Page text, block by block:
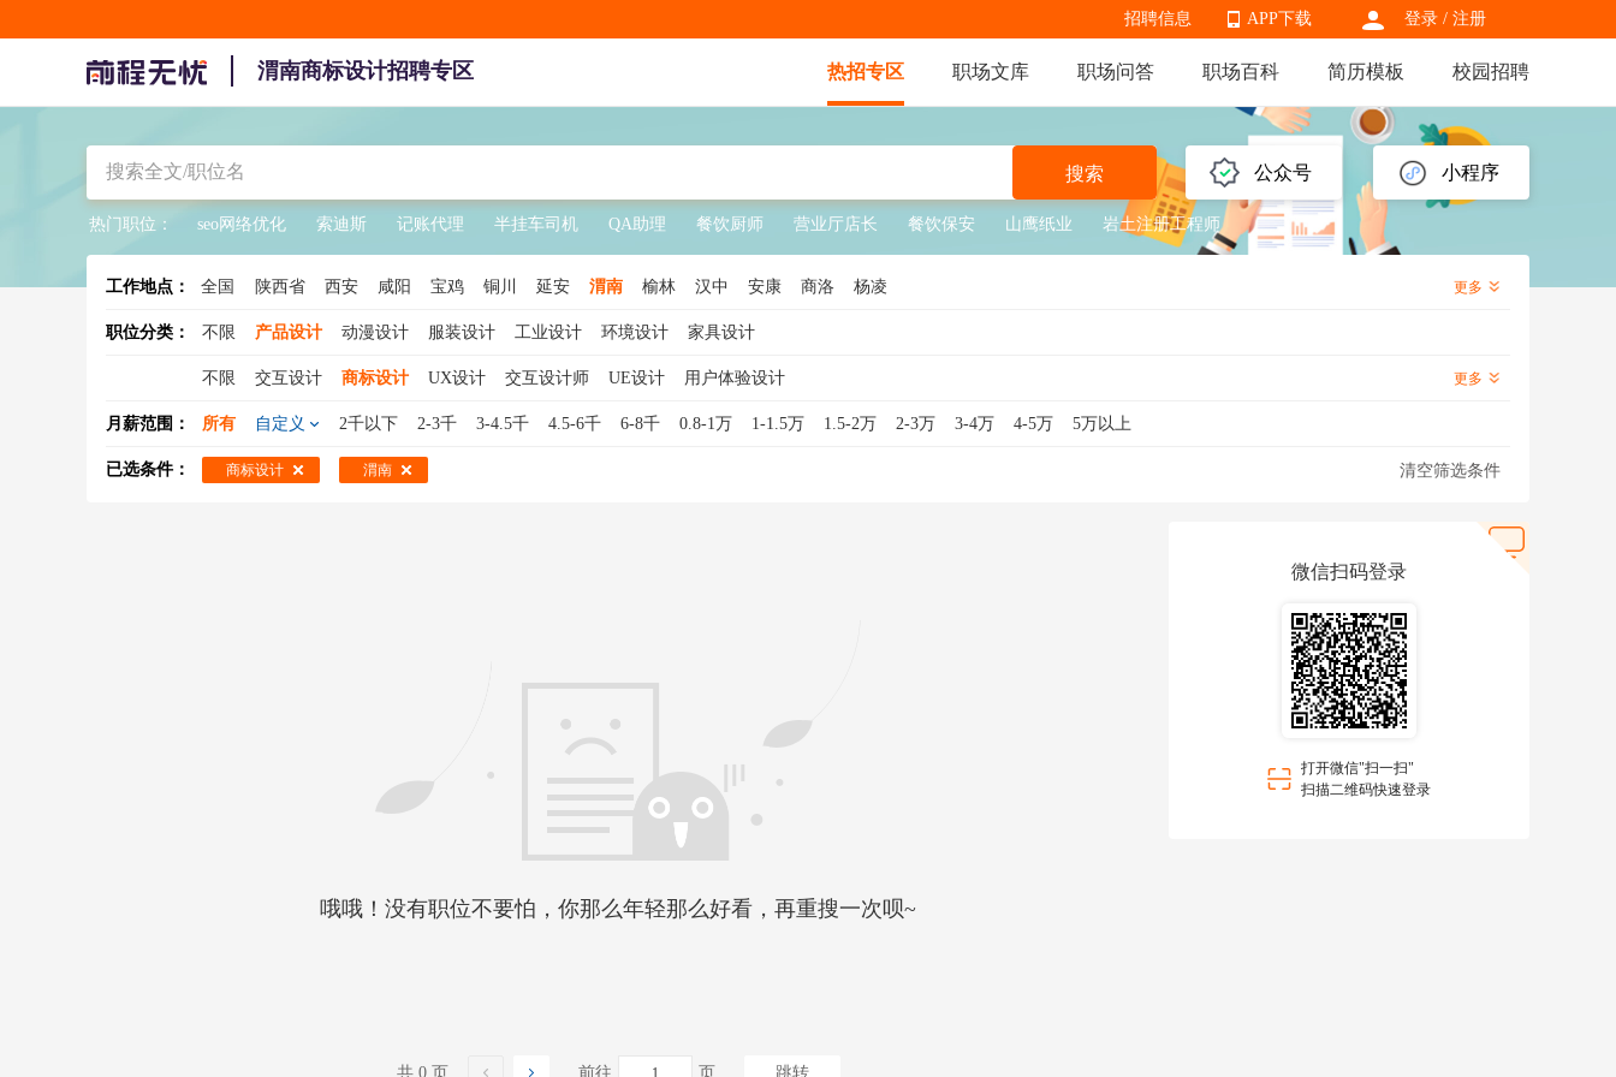
登录 / 注册
APP下载
APP下载
招聘信息
渭南商标设计招聘专区 热招专区 职场文库 职场问答 职场百科 简历模板 校园招聘
公众号 小程序
搜索
热门职位： seo网络优化 索迪斯 记账代理 半挂车司机 QA助理 餐饮厨师 营业厅店长 餐饮保安 山鹰纸业 岩土注册工程师
工作地点： 全国 陕西省 西安 咸阳 宝鸡 铜川 延安 渭南 榆林 汉中 安康 商洛 杨凌 更多
职位分类： 不限 产品设计 动漫设计 服装设计 工业设计 环境设计 家具设计
不限 交互设计 商标设计 UX设计 交互设计师 UE设计 用户体验设计 更多
月薪范围： 所有 自定义 2千以下 2-3千 3-4.5千 4.5-6千 6-8千 0.8-1万 1-1.5万 1.5-2万 2-3万 3-4万 4-5万 5万以上
已选条件： 商标设计 渭南 清空筛选条件
哦哦！没有职位不要怕，你那么年轻那么好看，再重搜一次呗~
共 0 页 前往 页 跳转
微信扫码登录
打开微信"扫一扫"
扫描二维码快速登录